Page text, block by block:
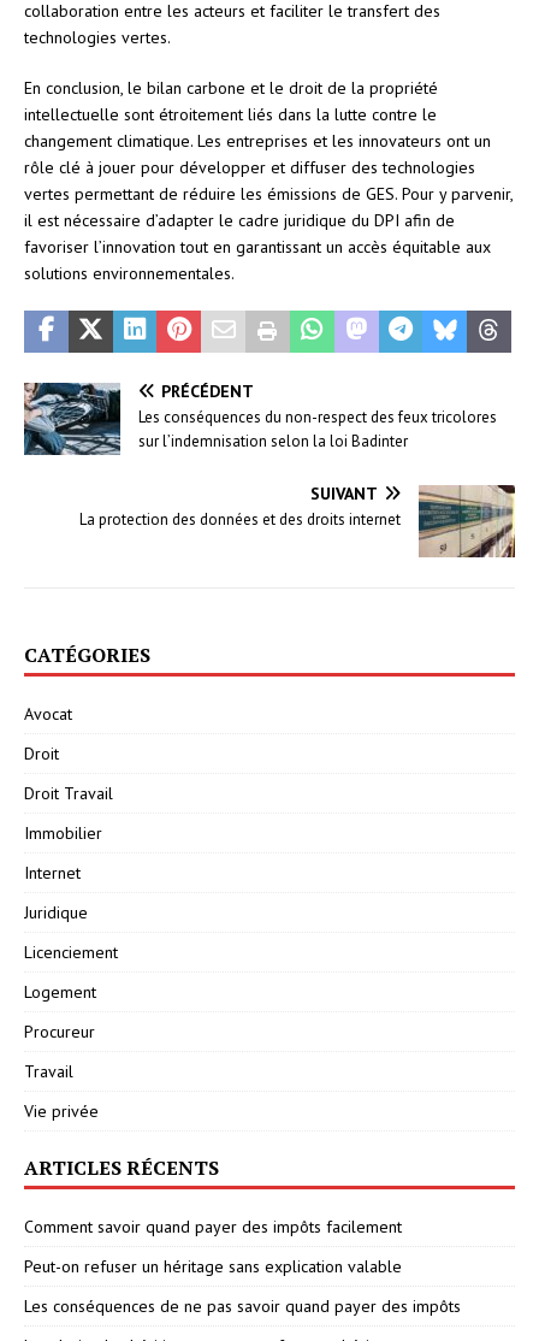
collaboration entre les acteurs et faciliter le transfert des
technologies vertes.
En conclusion, le bilan carbone et le droit de la propriété
intellectuelle sont étroitement liés dans la lutte contre le
changement climatique. Les entreprises et les innovateurs ont un
rôle clé à jouer pour développer et diffuser des technologies
vertes permettant de réduire les émissions de GES. Pour y parvenir,
il est nécessaire d’adapter le cadre juridique du DPI afin de
favoriser l’innovation tout en garantissant un accès équitable aux
solutions environnementales.
PRÉCÉDENT
Les conséquences du non-respect des feux tricolores
sur l’indemnisation selon la loi Badinter
SUIVANT
La protection des données et des droits internet
CATÉGORIES
Avocat
Droit
Droit Travail
Immobilier
Internet
Juridique
Licenciement
Logement
Procureur
Travail
Vie privée
ARTICLES RÉCENTS
Comment savoir quand payer des impôts facilement
Peut-on refuser un héritage sans explication valable
Les conséquences de ne pas savoir quand payer des impôts